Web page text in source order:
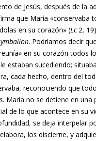
de Jesús, después de la
que María «conservaba
en su corazón» (Lc2,
. Podríamos decir
en su corazón todos
estaban sucediendo;
cada hecho, dentro del
reconociendo que
María no se detiene en una
de lo que acontece en su
se deja interpelar
los discierne, y